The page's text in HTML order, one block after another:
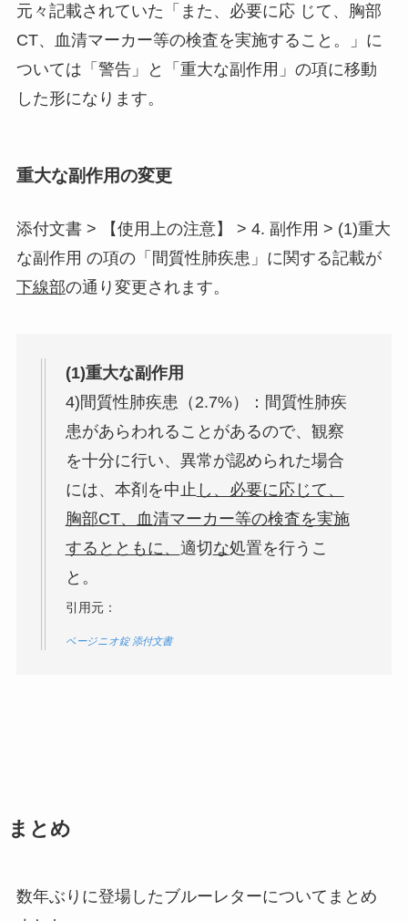
元々記載されていた「また、必要に応 じて、胸部
CT、血清マーカー等の検査を実施すること。」に
ついては「警告」と「重大な副作用」の項に移動
した形になります。
重大な副作用の変更
添付文書 > 【使用上の注意】 > 4. 副作用 > (1)重大
な副作用 の項の「間質性肺疾患」に関する記載が
下線部の通り変更されます。
(1)重大な副作用
4)間質性肺疾患（2.7%）：間質性肺疾
患があらわれることがあるので、観察
を十分に行い、異常が認められた場合
には、本剤を中止 し、必要に応じて、
胸部CT、血清マーカー等の検査を実施
するとともに、 適切 な処置を行うこ
と。
引用元：
ベージニオ錠 添付文書
まとめ
数年ぶりに登場したブルーレターについてまとめ